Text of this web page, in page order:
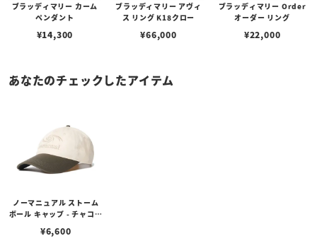
ブラッディマリー カーム
ペンダント
¥14,300
ブラッディマリー アヴィ
ス リング K18クロー
¥66,000
ブラッディマリー Order
オーダー リング
¥22,000
あなたのチェックしたアイテム
ノーマニュアル ストーム
ボール キャップ - チャコー
¥6,600